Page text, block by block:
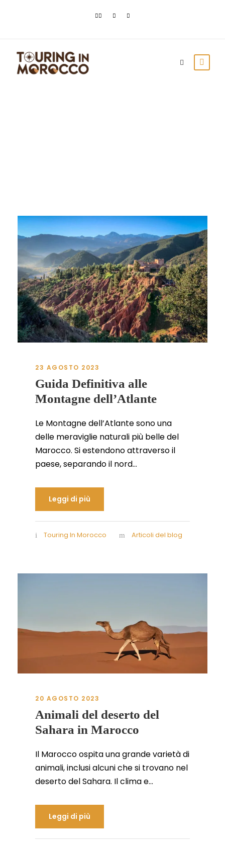
23 AGOSTO 2023
Guida Definitiva alle
Montagne dell’Atlante
Le Montagne dell’Atlante sono una
delle meraviglie naturali più belle del
Marocco. Si estendono attraverso il
paese, separando il nord...
Leggi di più
Touring In Morocco Articoli del blog
20 AGOSTO 2023
Animali del deserto del
Sahara in Marocco
Il Marocco ospita una grande varietà di
animali, inclusi alcuni che si trovano nel
deserto del Sahara. Il clima e...
Leggi di più